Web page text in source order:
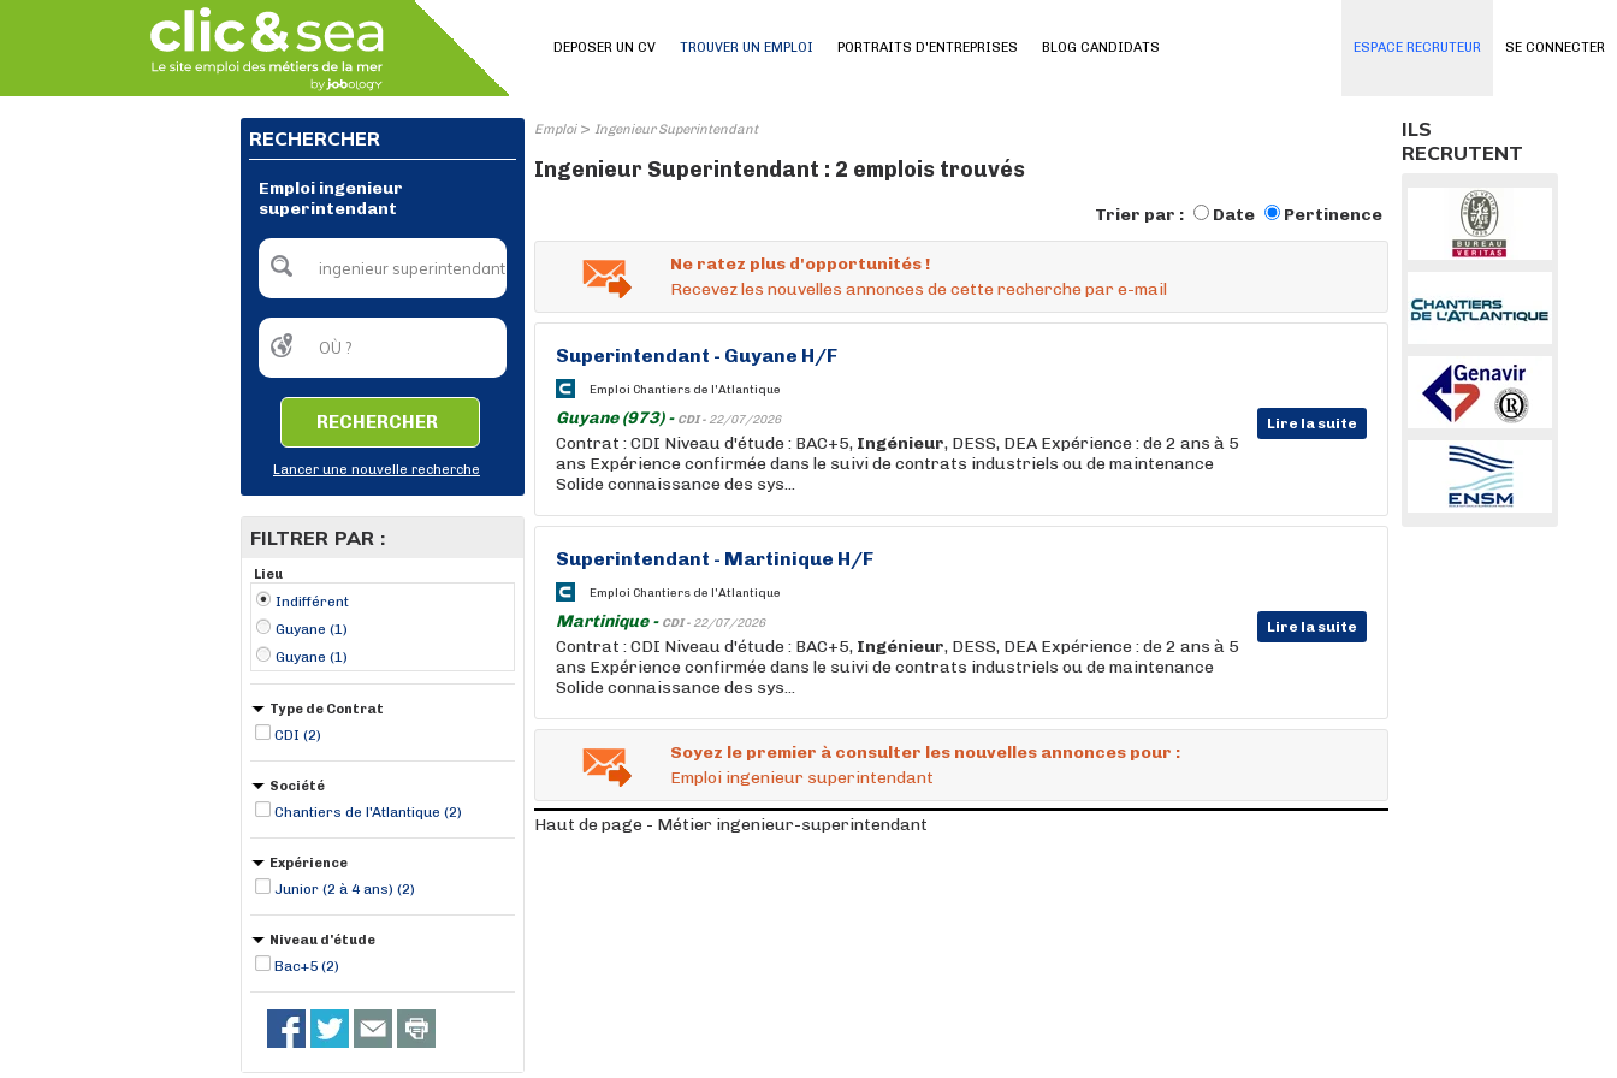
SE CONNECTER
DEPOSER UN CV TROUVER UN EMPLOI PORTRAITS D'ENTREPRISES BLOG CANDIDATS ESPACE RECRUTEUR
RECHERCHER
Emploi ingenieur
superintendant
RECHERCHER
Lancer une nouvelle recherche
FILTRER PAR :
Lieu
Indifférent
Guyane (1)
Guyane (1)
Type de Contrat
CDI (2)
Société
Chantiers de l'Atlantique (2)
Expérience
Junior (2 à 4 ans) (2)
Niveau d'étude
Bac+5 (2)
Emploi> Ingenieur Superintendant
Ingenieur Superintendant : 2 emplois trouvés
Trier par : Date Pertinence
Ne ratez plus d'opportunités !
Recevez les nouvelles annonces de cette recherche par e-mail
Superintendant - Guyane H/F
Emploi Chantiers de l'Atlantique
Guyane (973) - CDI - 22/07/2026 Lire la suite
Contrat : CDI Niveau d'étude : BAC+5, Ingénieur, DESS, DEA Expérience : de 2 ans à 5
ans Expérience confirmée dans le suivi de contrats industriels ou de maintenance
Solide connaissance des sys...
Superintendant - Martinique H/F
Emploi Chantiers de l'Atlantique
Martinique - CDI - 22/07/2026 Lire la suite
Contrat : CDI Niveau d'étude : BAC+5, Ingénieur, DESS, DEA Expérience : de 2 ans à 5
ans Expérience confirmée dans le suivi de contrats industriels ou de maintenance
Solide connaissance des sys...
Soyez le premier à consulter les nouvelles annonces pour :
Emploi ingenieur superintendant
Haut de page - Métier ingenieur-superintendant
ILS
RECRUTENT